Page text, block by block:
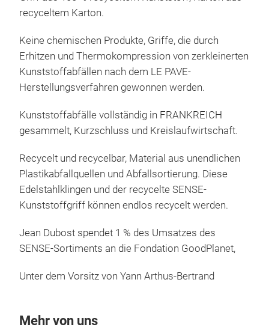
recyceltem Karton.
Keine chemischen Produkte, Griffe, die durch
Erhitzen und Thermokompression von zerkleinerten
Kunststoffabfällen nach dem LE PAVE-
Herstellungsverfahren gewonnen werden.
Kunststoffabfälle vollständig in FRANKREICH
gesammelt, Kurzschluss und Kreislaufwirtschaft.
Recycelt und recycelbar, Material aus unendlichen
Plastikabfallquellen und Abfallsortierung. Diese
Edelstahlklingen und der recycelte SENSE-
Kunststoffgriff können endlos recycelt werden.
Jean Dubost spendet 1 % des Umsatzes des
SENSE-Sortiments an die Fondation GoodPlanet,
Unter dem Vorsitz von Yann Arthus-Bertrand
Mehr von uns